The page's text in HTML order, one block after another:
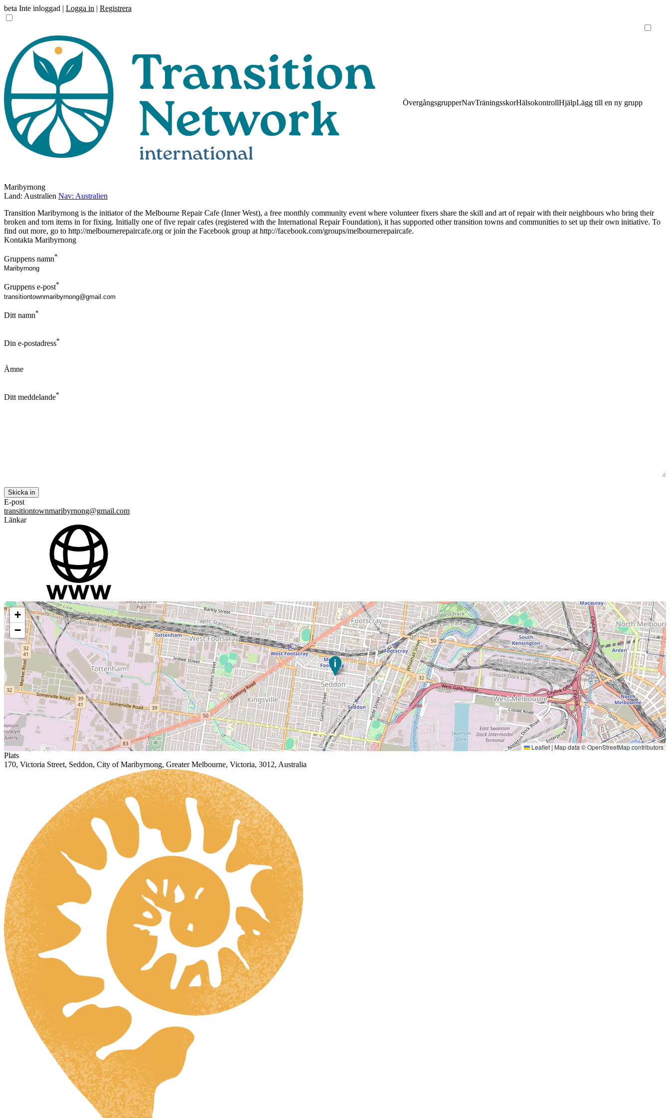
beta Inte inloggad | Logga in | Registrera
ÖvergångsgrupperNavTräningsskorHälsokontrollHjälpLägg till en ny grupp
Maribyrnong
Land: Australien Nav: Australien
Transition Maribyrnong is the initiator of the Melbourne Repair Cafe (Inner West), a free monthly community event where volunteer fixers share the skill and art of repair with their neighbours who bring their
broken and torn items in for fixing. Initially one of five repair cafes (registered with the International Repair Foundation), it has supported other transition towns and communities to set up their own initiative. To
find out more, go to http://melbournerepaircafe.org or join the Facebook group at http://facebook.com/groups/melbournerepaircafe.
Kontakta Maribyrnong
Gruppens namn*
Gruppens e-post*
Ditt namn*
Din e-postadress*
Ämne
Ditt meddelande*
E-post
transitiontownmaribyrnong@gmail.com
Länkar
+
−
Leaflet | Map data ©OpenStreetMapcontributors
Plats
170, Victoria Street, Seddon, City of Maribyrnong, Greater Melbourne, Victoria, 3012, Australia
UK
RU
ZH
HR